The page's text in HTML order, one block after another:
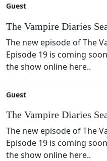
Guest
The Vampire Diaries
The new episode of The
Episode 19 is coming
the show online here..
Guest
The Vampire Diaries
The new episode of The
Episode 19 is coming
the show online here..